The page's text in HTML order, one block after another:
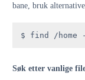
bane, bruk
$ find /home
Søk etter vanlige